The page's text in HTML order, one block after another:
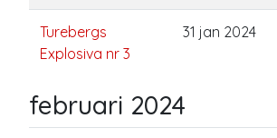
Turebergs
Explosiva nr 3
31 jan 2024
februari 2024